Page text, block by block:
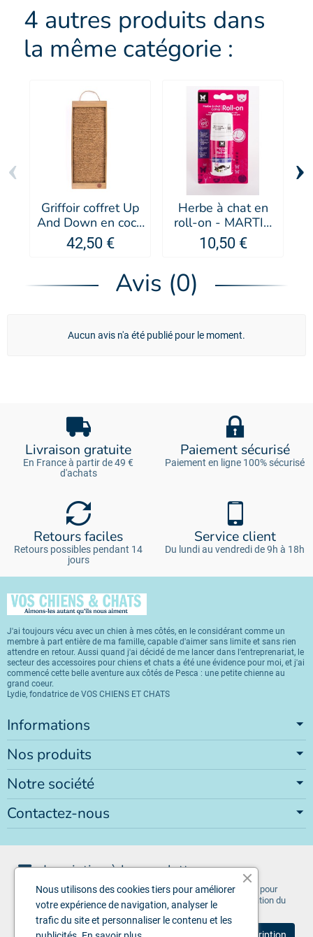
4 autres produits dans
la même catégorie :
Griffoir coffret Up
And Down en coco
pour chat - Martin
Sellier
42,50 €
Herbe à chat en
roll-on - MARTIN
SELLIER
10,50 €
‹ ›
Avis (0)
Aucun avis n'a été publié pour le moment.
Livraison gratuite
En France à partir de 49 €
d'achats
Paiement sécurisé
Paiement en ligne 100% sécurisé
Retours faciles
Retours possibles pendant 14
jours
Service client
Du lundi au vendredi de 9h à 18h
J'ai toujours vécu avec un chien à mes côtés, en le considérant comme un
membre à part entière de ma famille, capable d'aimer sans limite et sans rien
attendre en retour. Aussi quand j'ai décidé de me lancer dans l'entreprenariat, le
secteur des accessoires pour chiens et chats a été une évidence pour moi, et j'ai
commencé cette belle aventure aux côtés de Pesca : une petite chienne au
grand coeur.
Lydie, fondatrice de VOS CHIENS ET CHATS
Informations
Nos produits
Notre société
Contactez-nous
Inscription à la newsletter
Vous pouvez vous désinscrire à tout moment. Vous trouverez pour
cela nos informations de contact dans les conditions d'utilisation du
Nous utilisons des cookies tiers pour améliorer
votre expérience de navigation, analyser le
trafic du site et personnaliser le contenu et les